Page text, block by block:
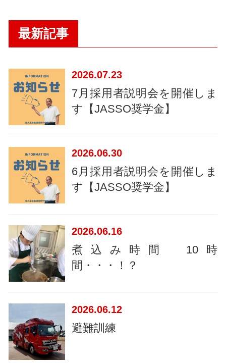
最新記事
2026 07.23
7月採用者説明会を開催しま
す【JASSO奨学金】
2026 06.30
6月採用者説明会を開催しま
す【JASSO奨学金】
2026 06.16
煮込み時間 10時
間・・・！？
2026 06.12
避難訓練